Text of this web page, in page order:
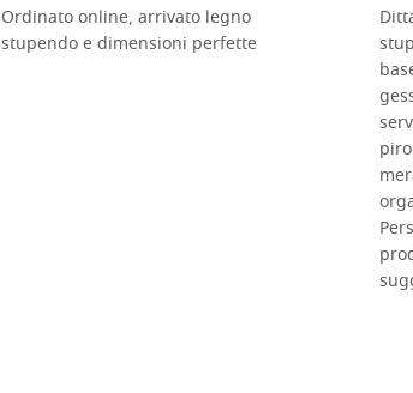
Ordinato online, arrivato legno
stupendo e dimensioni perfette